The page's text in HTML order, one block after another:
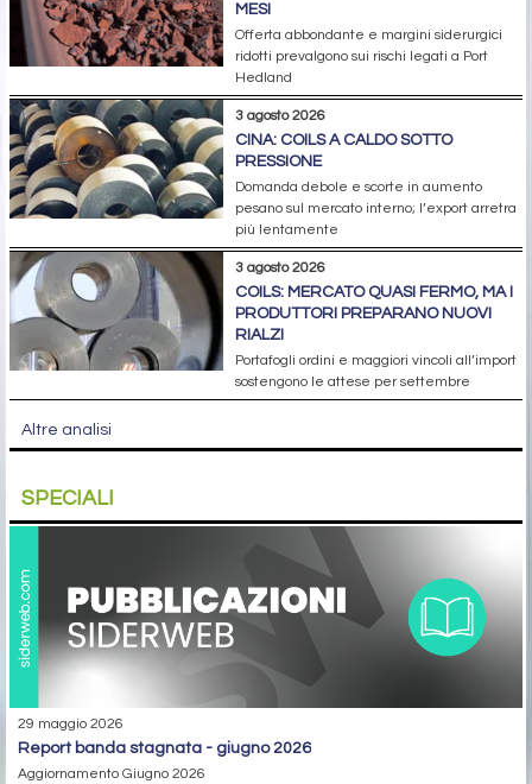
MESI
Offerta abbondante e margini siderurgici
ridotti prevalgono sui rischi legati a Port
Hedland
3 agosto 2026
CINA: COILS A CALDO SOTTO
PRESSIONE
Domanda debole e scorte in aumento
pesano sul mercato interno; l’export arretra
più lentamente
3 agosto 2026
COILS: MERCATO QUASI FERMO, MA I
PRODUTTORI PREPARANO NUOVI
RIALZI
Portafogli ordini e maggiori vincoli all’import
sostengono le attese per settembre
Altre analisi
SPECIALI
29 maggio 2026
report banda stagnata - giugno 2026
Aggiornamento Giugno 2026